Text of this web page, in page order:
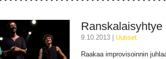
9.10.2013 | uutiset
Raakaa improvisoinnin